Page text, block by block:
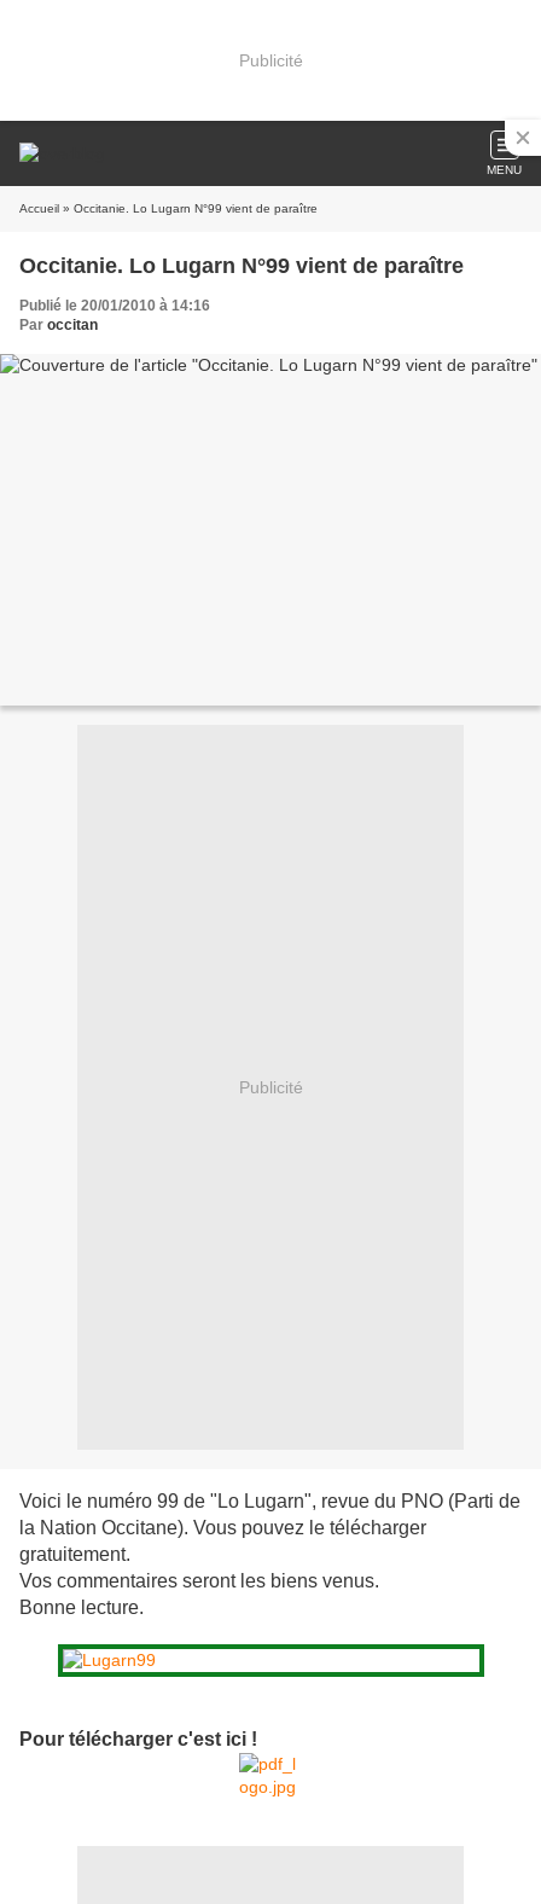
Publicité
MENU
Accueil » Occitanie. Lo Lugarn N°99 vient de paraître
Occitanie. Lo Lugarn N°99 vient de paraître
Publié le 20/01/2010 à 14:16
Par occitan
Publicité
Voici le numéro 99 de "Lo Lugarn", revue du PNO (Parti de
la Nation Occitane). Vous pouvez le télécharger
gratuitement.
Vos commentaires seront les biens venus.
Bonne lecture.
Pour télécharger c'est ici !